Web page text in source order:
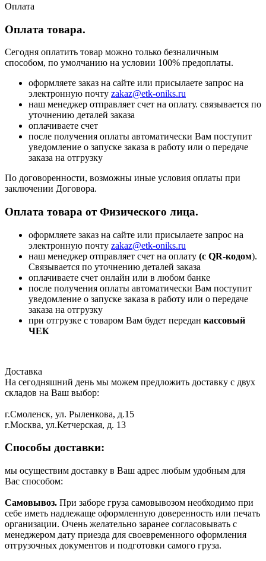
Оплата
Оплата товара.
Сегодня оплатить товар можно только безналичным
способом, по умолчанию на условии 100% предоплаты.
оформляете заказ на сайте или присылаете запрос на
электронную почту zakaz@etk-oniks.ru
наш менеджер отправляет счет на оплату. связывается по
уточнению деталей заказа
оплачиваете счет
после получения оплаты автоматически Вам поступит
уведомление о запуске заказа в работу или о передаче
заказа на отгрузку
По договоренности, возможны иные условия оплаты при
заключении Договора.
Оплата товара от Физического лица.
оформляете заказ на сайте или присылаете запрос на
электронную почту zakaz@etk-oniks.ru
наш менеджер отправляет счет на оплату (с QR-кодом).
Связывается по уточнению деталей заказа
оплачиваете счет онлайн или в любом банке
после получения оплаты автоматически Вам поступит
уведомление о запуске заказа в работу или о передаче
заказа на отгрузку
при отгрузке с товаром Вам будет передан кассовый
ЧЕК
Доставка
На сегодняшний день мы можем предложить доставку с двух
складов на Ваш выбор:
г.Смоленск, ул. Рыленкова, д.15
г.Москва, ул.Кетчерская, д. 13
Способы доставки:
мы осуществим доставку в Ваш адрес любым удобным для
Вас способом:
Самовывоз. При заборе груза самовывозом необходимо при
себе иметь надлежаще оформленную доверенность или печать
организации. Очень желательно заранее согласовывать с
менеджером дату приезда для своевременного оформления
отгрузочных документов и подготовки самого груза.